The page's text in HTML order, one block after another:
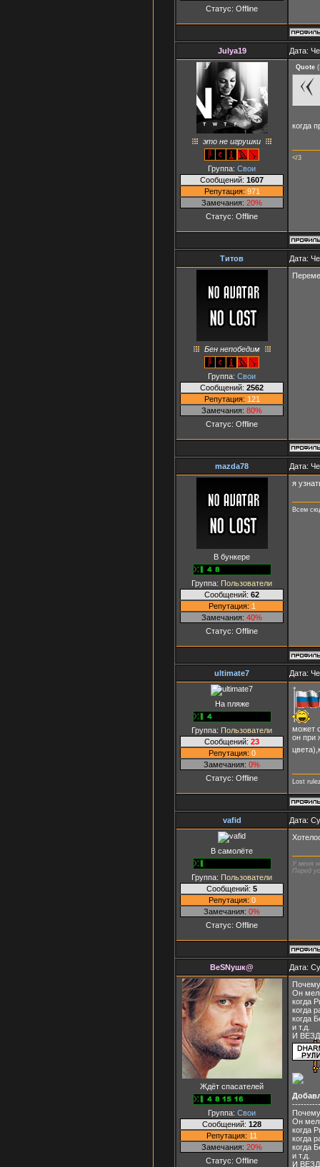
Статус: Offline
Julya19 Дата:
это не игрушки
Группа: Свои
Сообщений: 1607
Репутация: 971
Замечания: 20%
Статус: Offline
Quote (
когда
</3
Титов Дата:
Бен непобедим
Группа: Свои
Сообщений: 2562
Репутация: 121
Замечания: 80%
Статус: Offline
mazda78 Дата:
В бункере
Группа: Пользователи
Сообщений: 62
Репутация: 1
Замечания: 40%
Статус: Offline
я
Всем
ultimate7 Дата:
На пляже
Группа: Пользователи
Сообщений: 23
Репутация: 0
Замечания: 0%
Статус: Offline
может
он при
Lost
vafid Дата:
В самолёте
Группа: Пользователи
Сообщений: 5
Репутация: 0
Замечания: 0%
Статус: Offline
У меня
Перед
ВеSNушк@ Дата:
Ждёт спасателей
Группа: Свои
Сообщений: 128
Репутация: 11
Замечания: 20%
Статус: Offline
Он
когда
когда
когда
и т.д.
И
Он
когда
когда
когда
и т.д.
И